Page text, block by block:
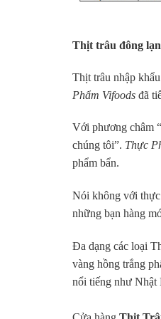
Thịt trâu đông
Thịt trâu nhập
Phẩm Vifoods đã
Với phương châm
chúng tôi”. Thực
phẩm bẩn.
Nói không với
những bạn hàng
Đa dạng các loại
vàng hồng trắng
nổi tiếng như